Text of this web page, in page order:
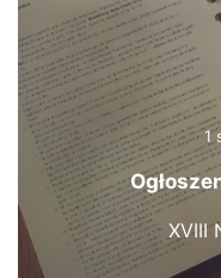
1
XVIII